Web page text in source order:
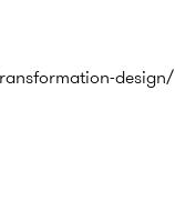
design/